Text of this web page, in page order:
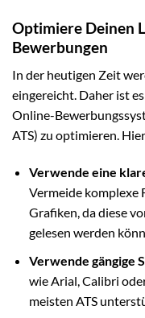
Optimiere Deinen
Bewerbungen
In der heutigen Zeit
eingereicht. Daher ist
Online-
ATS) zu optimieren.
Verwende eine
Vermeide komplexe
Grafiken, da diese
gelesen werden
Verwende gängige
wie Arial, Calibri
meisten ATS